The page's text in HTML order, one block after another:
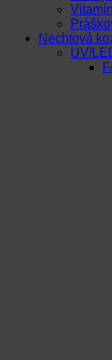
Nechtová
UV/